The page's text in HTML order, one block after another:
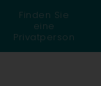
Finden Sie
eine
Privatperson